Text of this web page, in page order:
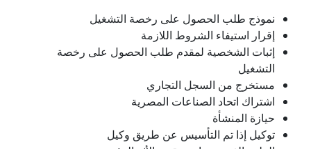
نموذج طلب الحصول على رخصة التشغيل
إقرار استيفاء الشروط اللازمة
إثبات الشخصية لمقدم طلب الحصول على رخصة
التشغيل
مستخرج من السجل التجاري
اشتراك اتحاد الصناعات المصرية
حيازة المنشأة
توكيل إذا تم التأسيس عن طريق وكيل